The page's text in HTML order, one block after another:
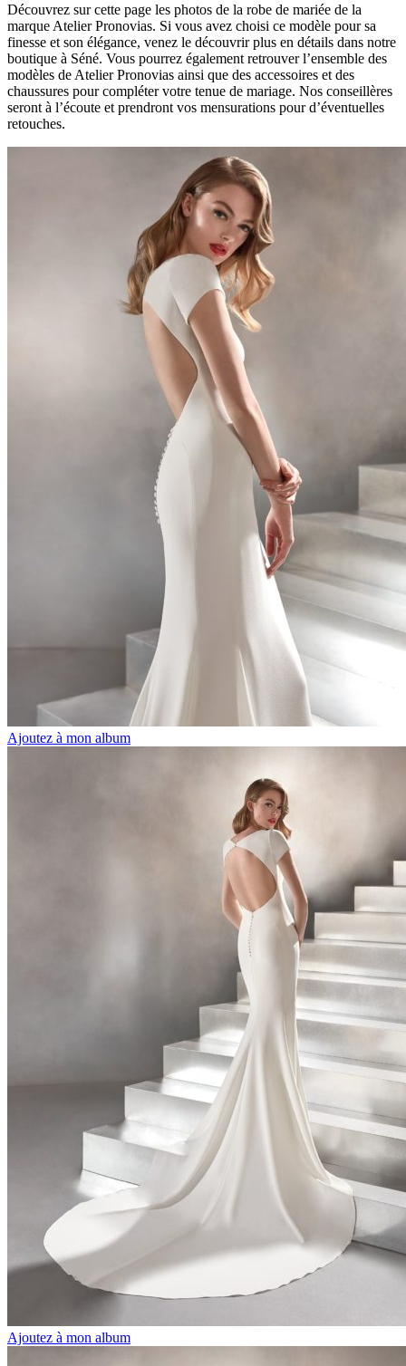
Découvrez sur cette page les photos de la robe de mariée de la
marque Atelier Pronovias. Si vous avez choisi ce modèle pour sa
finesse et son élégance, venez le découvrir plus en détails dans notre
boutique à Séné. Vous pourrez également retrouver l’ensemble des
modèles de Atelier Pronovias ainsi que des accessoires et des
chaussures pour compléter votre tenue de mariage. Nos conseillères
seront à l’écoute et prendront vos mensurations pour d’éventuelles
retouches.
Ajoutez à mon album
Ajoutez à mon album